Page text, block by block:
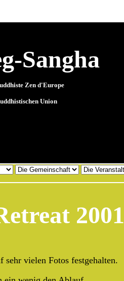
Sangha
Zen d'Europe
Union
2001
sehr vielen Fotos festgehalten.